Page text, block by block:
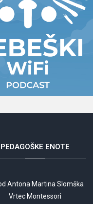
PEDAGOŠKE ENOTE
Antona Martina Slomška
Vrtec Montessori